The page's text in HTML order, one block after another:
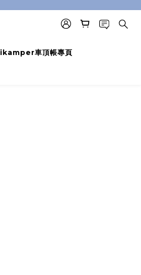
ikamper車頂帳專頁